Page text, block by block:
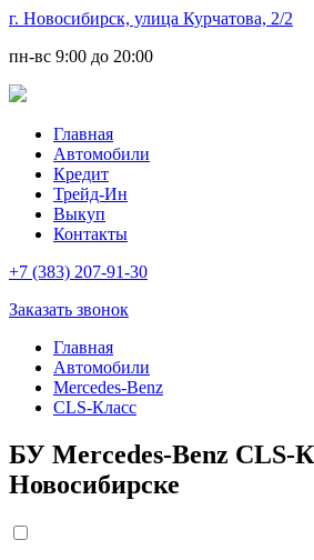
г. Новосибирск, улица Курчатова, 2/2
пн-вс 9:00 до 20:00
Главная
Автомобили
Кредит
Трейд-Ин
Выкуп
Контакты
+7 (383) 207-91-30
Заказать звонок
Главная
Автомобили
Mercedes-Benz
CLS-Класс
БУ Mercedes-Benz CLS-
Новосибирске